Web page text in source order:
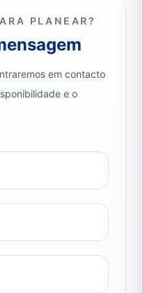
PLANEAR?
em contacto
e o